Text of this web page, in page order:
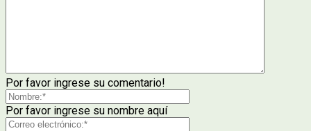
Por favor ingrese su comentario!
Por favor ingrese su nombre aquí